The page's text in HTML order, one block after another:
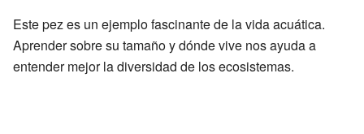
Este pez es un ejemplo fascinante de la vida acuática.
Aprender sobre su tamaño y dónde vive nos ayuda a
entender mejor la diversidad de los ecosistemas.